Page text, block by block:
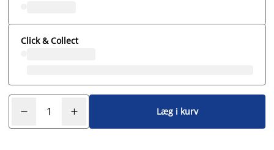
Click & Collect
Læg i kurv